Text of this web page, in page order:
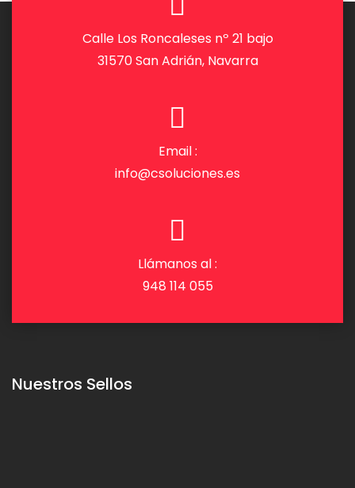
Calle Los Roncaleses nº 21 bajo
31570 San Adrián, Navarra
Email :
info@csoluciones.es
Llámanos al :
948 114 055
Nuestros Sellos